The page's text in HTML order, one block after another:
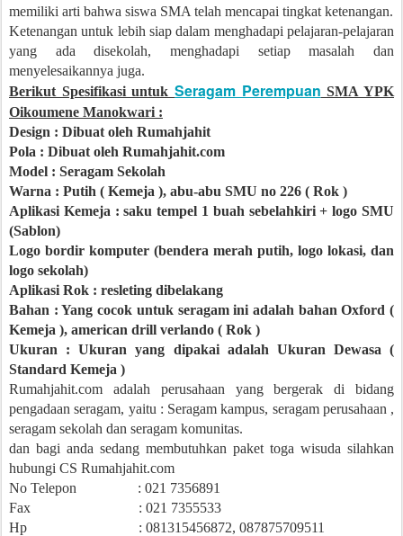
memiliki arti bahwa siswa SMA telah mencapai tingkat ketenangan.
Ketenangan untuk lebih siap dalam menghadapi pelajaran-pelajaran
yang ada disekolah, menghadapi setiap masalah dan
menyelesaikannya juga.
Berikut Spesifikasi untuk Seragam Perempuan SMA YPK
Oikoumene Manokwari :
Design : Dibuat oleh Rumahjahit
Pola : Dibuat oleh Rumahjahit.com
Model : Seragam Sekolah
Warna : Putih ( Kemeja ), abu-abu SMU no 226 ( Rok )
Aplikasi Kemeja : saku tempel 1 buah sebelahkiri + logo SMU
(Sablon)
Logo bordir komputer (bendera merah putih, logo lokasi, dan
logo sekolah)
Aplikasi Rok : resleting dibelakang
Bahan : Yang cocok untuk seragam ini adalah bahan Oxford (
Kemeja ), american drill verlando ( Rok )
Ukuran : Ukuran yang dipakai adalah Ukuran Dewasa (
Standard Kemeja )
Rumahjahit.com adalah perusahaan yang bergerak di bidang
pengadaan seragam, yaitu : Seragam kampus, seragam perusahaan ,
seragam sekolah dan seragam komunitas.
dan bagi anda sedang membutuhkan paket toga wisuda silahkan
hubungi CS Rumahjahit.com
No Telepon : 021 7356891
Fax : 021 7355533
Hp : 081315456872, 087875709511